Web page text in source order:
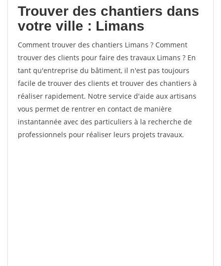
Trouver des chantiers dans
votre ville : Limans
Comment trouver des chantiers Limans ? Comment
trouver des clients pour faire des travaux Limans ? En
tant qu'entreprise du bâtiment, il n'est pas toujours
facile de trouver des clients et trouver des chantiers à
réaliser rapidement. Notre service d'aide aux artisans
vous permet de rentrer en contact de manière
instantannée avec des particuliers à la recherche de
professionnels pour réaliser leurs projets travaux.